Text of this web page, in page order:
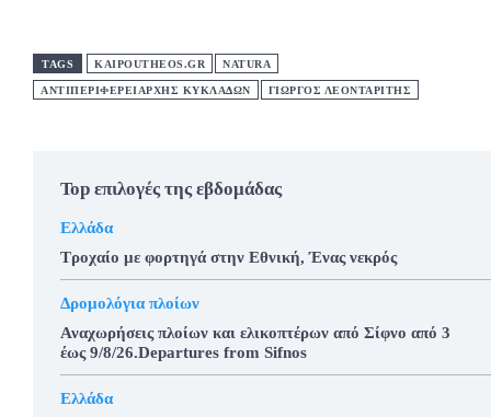
TAGS KAIPOUTHEOS.GR NATURA
ΑΝΤΙΠΕΡΙΦΕΡΕΙΑΡΧΗΣ ΚΥΚΛΑΔΩΝ ΓΙΩΡΓΟΣ ΛΕΟΝΤΑΡΙΤΗΣ
Top επιλογές της εβδομάδας
Ελλάδα
Τροχαίο με φορτηγά στην Εθνική, Ένας νεκρός
Δρομολόγια πλοίων
Αναχωρήσεις πλοίων και ελικοπτέρων από Σίφνο από 3
έως 9/8/26.Departures from Sifnos
Ελλάδα